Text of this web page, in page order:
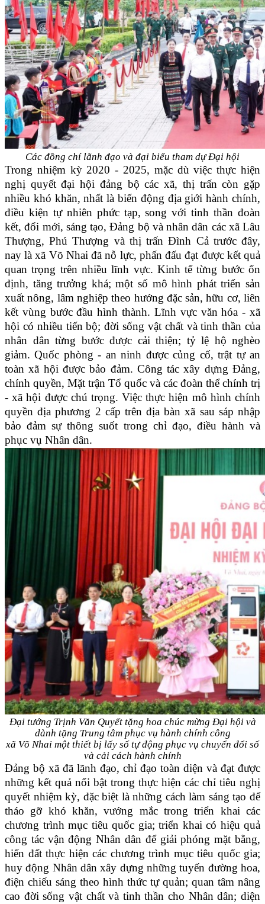
Các đồng chí lãnh đạo và đại biểu tham dự Đại hội
Trong nhiệm kỳ 2020 - 2025, mặc dù việc thực hiện
nghị quyết đại hội đảng bộ các xã, thị trấn còn gặp
nhiều khó khăn, nhất là biến động địa giới hành chính,
điều kiện tự nhiên phức tạp, song với tinh thần đoàn
kết, đổi mới, sáng tạo, Đảng bộ và nhân dân các xã Lâu
Thượng, Phú Thượng và thị trấn Đình Cả trước đây,
nay là xã Võ Nhai đã nỗ lực, phấn đấu đạt được kết quả
quan trọng trên nhiều lĩnh vực. Kinh tế từng bước ổn
định, tăng trưởng khá; một số mô hình phát triển sản
xuất nông, lâm nghiệp theo hướng đặc sản, hữu cơ, liên
kết vùng bước đầu hình thành. Lĩnh vực văn hóa - xã
hội có nhiều tiến bộ; đời sống vật chất và tinh thần của
nhân dân từng bước được cải thiện; tỷ lệ hộ nghèo
giảm. Quốc phòng - an ninh được củng cố, trật tự an
toàn xã hội được bảo đảm. Công tác xây dựng Đảng,
chính quyền, Mặt trận Tổ quốc và các đoàn thể chính trị
- xã hội được chú trọng. Việc thực hiện mô hình chính
quyền địa phương 2 cấp trên địa bàn xã sau sáp nhập
bảo đảm sự thông suốt trong chỉ đạo, điều hành và
phục vụ Nhân dân.
Đại tướng Trịnh Văn Quyết tặng hoa chúc mừng Đại hội và
dành tặng Trung tâm phục vụ hành chính công
xã Võ Nhai một thiết bị lấy số tự động phục vụ chuyển đổi số
và cải cách hành chính
Đảng bộ xã đã lãnh đạo, chỉ đạo toàn diện và đạt được
những kết quả nổi bật trong thực hiện các chỉ tiêu nghị
quyết nhiệm kỳ, đặc biệt là những cách làm sáng tạo để
tháo gỡ khó khăn, vướng mắc trong triển khai các
chương trình mục tiêu quốc gia; triển khai có hiệu quả
công tác vận động Nhân dân để giải phóng mặt bằng,
hiến đất thực hiện các chương trình mục tiêu quốc gia;
huy động Nhân dân xây dựng những tuyến đường hoa,
điện chiếu sáng theo hình thức tự quản; quan tâm nâng
cao đời sống vật chất và tinh thần cho Nhân dân; diện